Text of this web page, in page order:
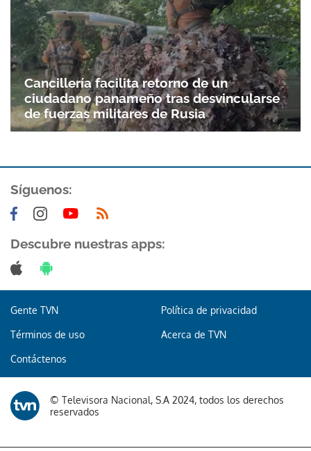
Gracias por suscribirte a nuestro boletín.
Cancillería facilita retorno de un
ciudadano panameño tras desvincularse
de fuerzas militares de Rusia
Síguenos:
Descubre nuestras apps:
Gente TVN Política de privacidad
Términos de uso Acerca de TVN
Contáctenos
© Televisora Nacional, S.A 2024, todos los derechos
reservados